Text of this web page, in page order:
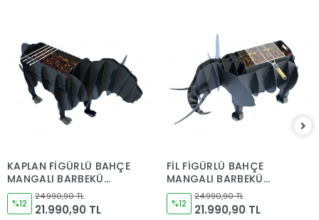
KAPLAN FİGÜRLÜ BAHÇE
MANGALI BARBEKÜ
METAL KÖMÜRLÜ
%12
24.990,90 TL
21.990,90 TL
FİL FİGÜRLÜ BAHÇE
MANGALI BARBEKÜ
METAL KÖMÜRLÜ
%12
24.990,90 TL
21.990,90 TL